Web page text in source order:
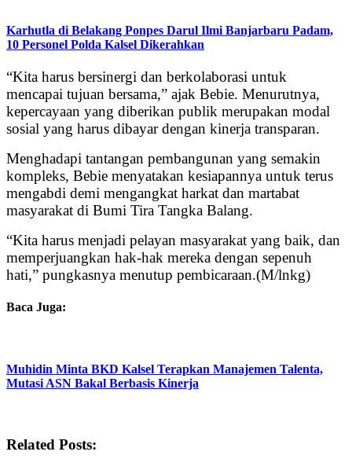
Karhutla di Belakang Ponpes Darul Ilmi Banjarbaru Padam,
10 Personel Polda Kalsel Dikerahkan
“Kita harus bersinergi dan berkolaborasi untuk
mencapai tujuan bersama,” ajak Bebie. Menurutnya,
kepercayaan yang diberikan publik merupakan modal
sosial yang harus dibayar dengan kinerja transparan.
Menghadapi tantangan pembangunan yang semakin
kompleks, Bebie menyatakan kesiapannya untuk terus
mengabdi demi mengangkat harkat dan martabat
masyarakat di Bumi Tira Tangka Balang.
“Kita harus menjadi pelayan masyarakat yang baik, dan
memperjuangkan hak-hak mereka dengan sepenuh
hati,” pungkasnya menutup pembicaraan.(M/lnkg)
Baca Juga:
Muhidin Minta BKD Kalsel Terapkan Manajemen Talenta,
Mutasi ASN Bakal Berbasis Kinerja
Related Posts: